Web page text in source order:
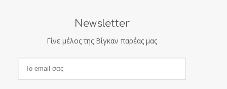
Newsletter
Γίνε μέλος της Βίγκαν παρέας μας